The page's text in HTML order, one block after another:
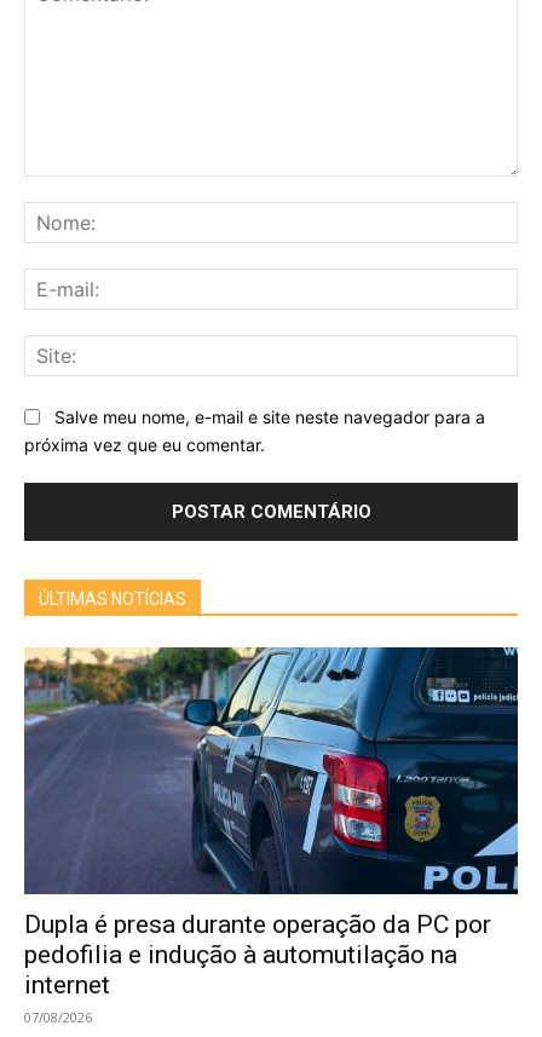
Salve meu nome, e-mail e site neste navegador para a
próxima vez que eu comentar.
ÚLTIMAS NOTÍCIAS
Dupla é presa durante operação da PC por
pedofilia e indução à automutilação na
internet
07/08/2026